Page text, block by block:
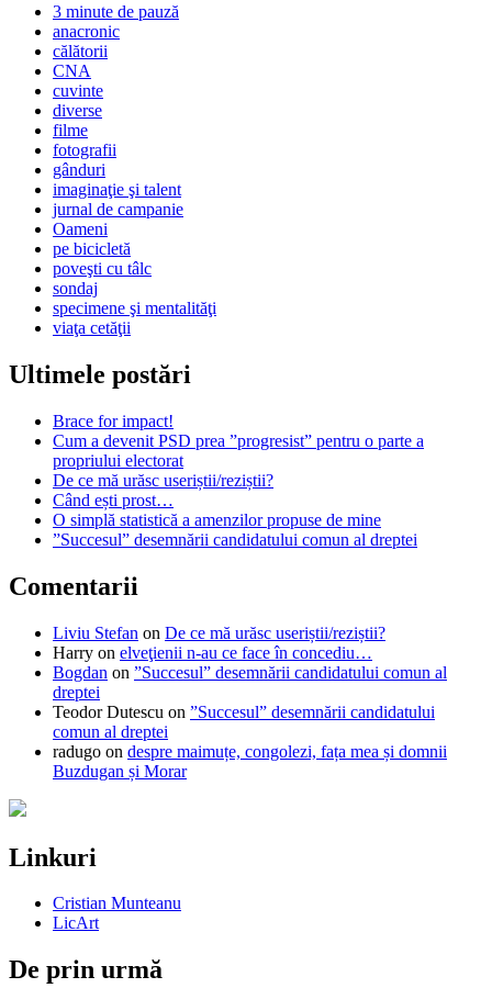
3 minute de pauză
anacronic
călătorii
CNA
cuvinte
diverse
filme
fotografii
gânduri
imaginaţie şi talent
jurnal de campanie
Oameni
pe bicicletă
poveşti cu tâlc
sondaj
specimene şi mentalităţi
viaţa cetăţii
Ultimele postări
Brace for impact!
Cum a devenit PSD prea ”progresist” pentru o parte a
propriului electorat
De ce mă urăsc useriștii/reziștii?
Când ești prost…
O simplă statistică a amenzilor propuse de mine
”Succesul” desemnării candidatului comun al dreptei
Comentarii
Liviu Stefan on De ce mă urăsc useriștii/reziștii?
Harry on elveţienii n-au ce face în concediu…
Bogdan on ”Succesul” desemnării candidatului comun al
dreptei
Teodor Dutescu on ”Succesul” desemnării candidatului
comun al dreptei
radugo on despre maimuțe, congolezi, fața mea și domnii
Buzdugan și Morar
Linkuri
Cristian Munteanu
LicArt
De prin urmă